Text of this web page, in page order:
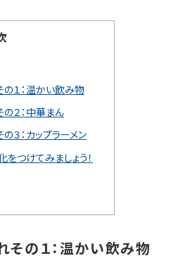
１：温かい飲み物
２：中華まん
３：カップラーメン
をつけてみましょう！
その１：温かい飲み物